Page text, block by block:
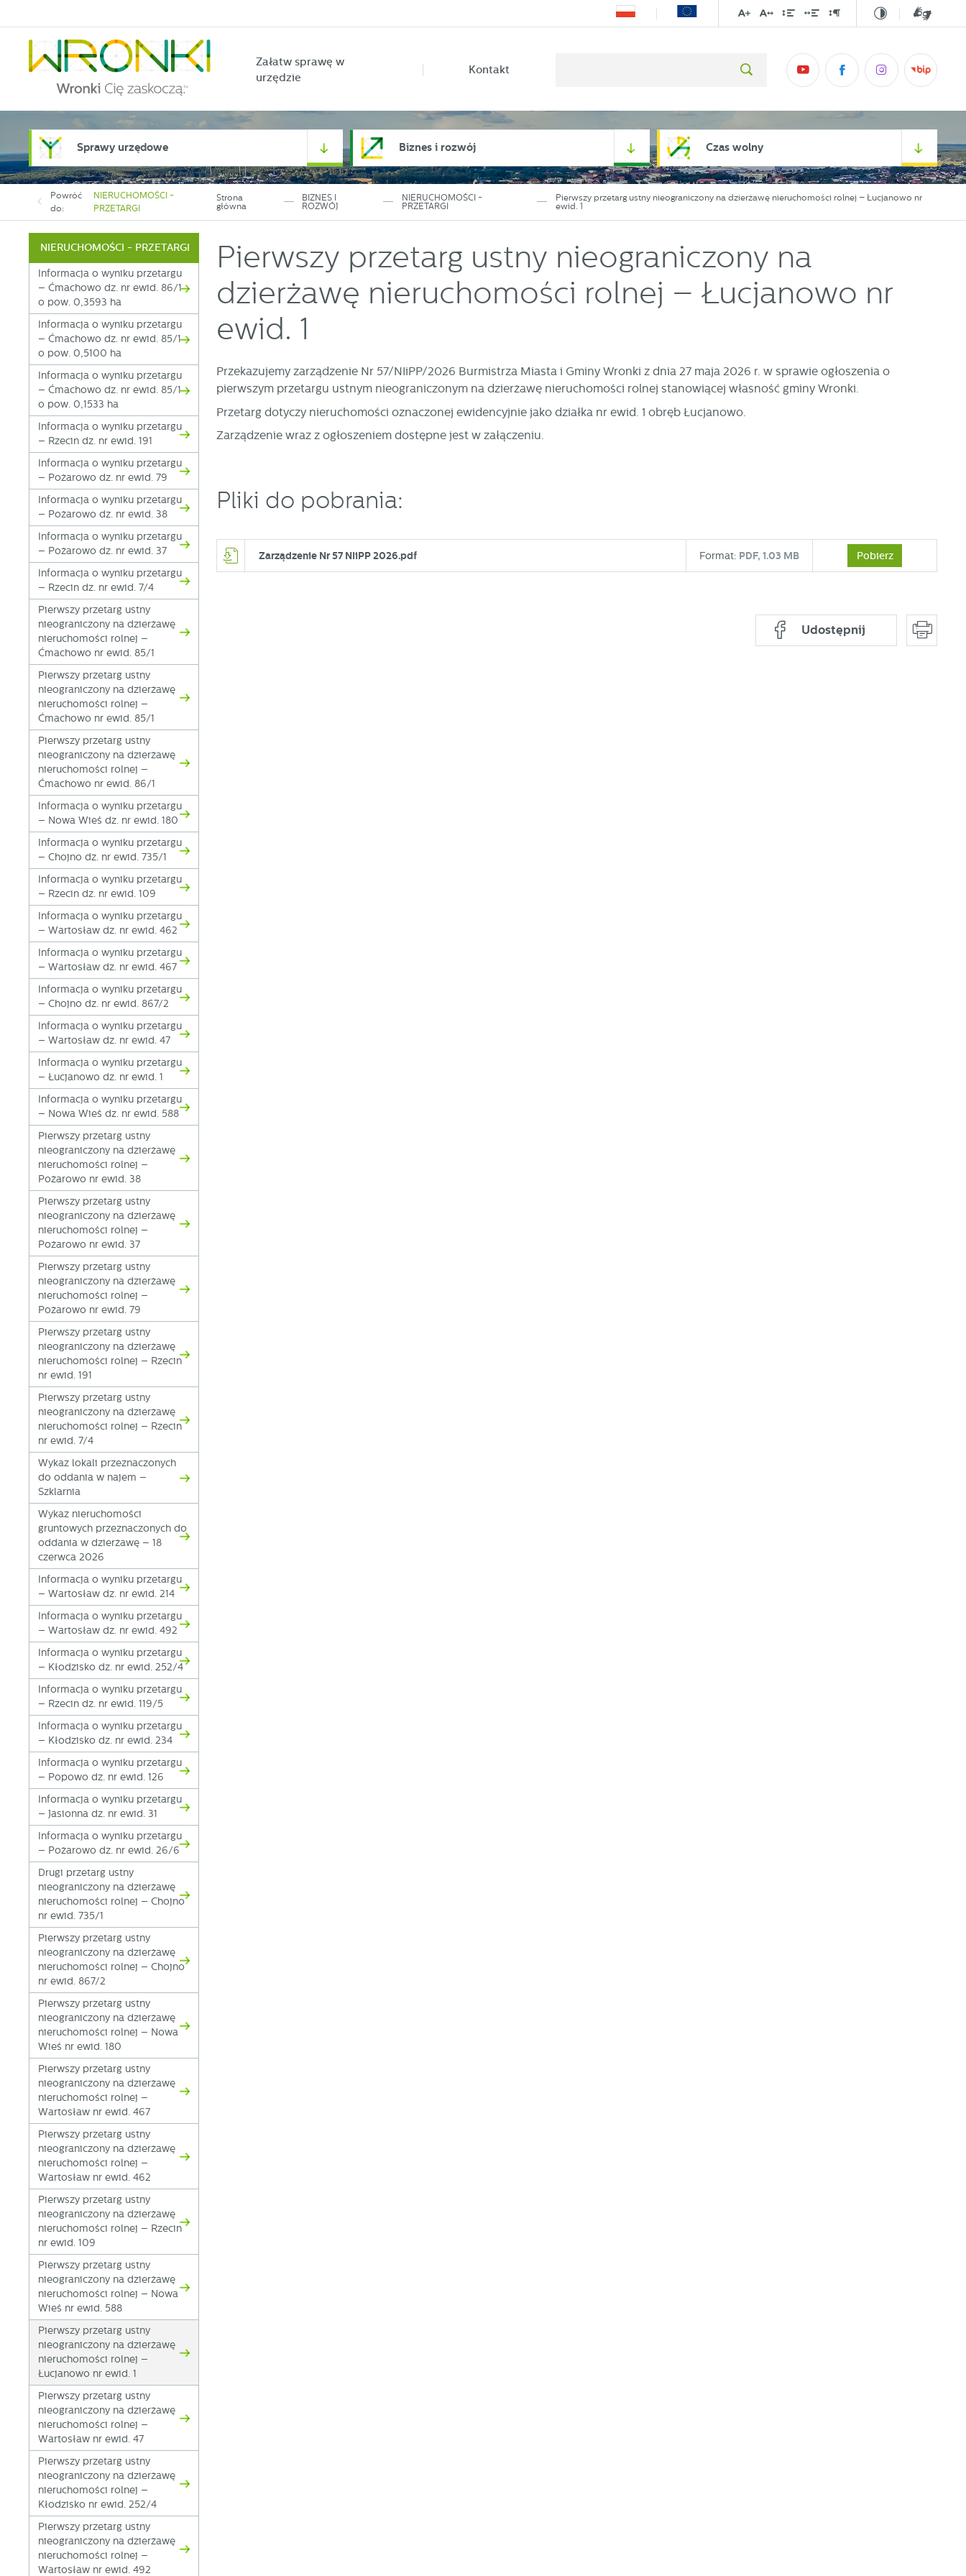
Załatw sprawę w
urzędzie
Kontakt
Sprawy urzędowe Biznes i rozwój Czas wolny
Powróć
do:
NIERUCHOMOŚCI -
PRZETARGI
Strona
główna
BIZNES I
ROZWÓJ
NIERUCHOMOŚCI -
PRZETARGI
Pierwszy przetarg ustny nieograniczony na dzierżawę nieruchomości rolnej – Łucjanowo nr
ewid. 1
NIERUCHOMOŚCI - PRZETARGI
Informacja o wyniku przetargu
– Ćmachowo dz. nr ewid. 86/1
o pow. 0,3593 ha
Informacja o wyniku przetargu
– Ćmachowo dz. nr ewid. 85/1
o pow. 0,5100 ha
Informacja o wyniku przetargu
– Ćmachowo dz. nr ewid. 85/1
o pow. 0,1533 ha
Informacja o wyniku przetargu
– Rzecin dz. nr ewid. 191
Informacja o wyniku przetargu
– Pożarowo dz. nr ewid. 79
Informacja o wyniku przetargu
– Pożarowo dz. nr ewid. 38
Informacja o wyniku przetargu
– Pożarowo dz. nr ewid. 37
Informacja o wyniku przetargu
– Rzecin dz. nr ewid. 7/4
Pierwszy przetarg ustny
nieograniczony na dzierżawę
nieruchomości rolnej –
Ćmachowo nr ewid. 85/1
Pierwszy przetarg ustny
nieograniczony na dzierżawę
nieruchomości rolnej –
Ćmachowo nr ewid. 85/1
Pierwszy przetarg ustny
nieograniczony na dzierżawę
nieruchomości rolnej –
Ćmachowo nr ewid. 86/1
Informacja o wyniku przetargu
– Nowa Wieś dz. nr ewid. 180
Informacja o wyniku przetargu
– Chojno dz. nr ewid. 735/1
Informacja o wyniku przetargu
– Rzecin dz. nr ewid. 109
Informacja o wyniku przetargu
– Wartosław dz. nr ewid. 462
Informacja o wyniku przetargu
– Wartosław dz. nr ewid. 467
Informacja o wyniku przetargu
– Chojno dz. nr ewid. 867/2
Informacja o wyniku przetargu
– Wartosław dz. nr ewid. 47
Informacja o wyniku przetargu
– Łucjanowo dz. nr ewid. 1
Informacja o wyniku przetargu
– Nowa Wieś dz. nr ewid. 588
Pierwszy przetarg ustny
nieograniczony na dzierżawę
nieruchomości rolnej –
Pożarowo nr ewid. 38
Pierwszy przetarg ustny
nieograniczony na dzierżawę
nieruchomości rolnej –
Pożarowo nr ewid. 37
Pierwszy przetarg ustny
nieograniczony na dzierżawę
nieruchomości rolnej –
Pożarowo nr ewid. 79
Pierwszy przetarg ustny
nieograniczony na dzierżawę
nieruchomości rolnej – Rzecin
nr ewid. 191
Pierwszy przetarg ustny
nieograniczony na dzierżawę
nieruchomości rolnej – Rzecin
nr ewid. 7/4
Wykaz lokali przeznaczonych
do oddania w najem –
Szklarnia
Wykaz nieruchomości
gruntowych przeznaczonych do
oddania w dzierżawę – 18
czerwca 2026
Informacja o wyniku przetargu
– Wartosław dz. nr ewid. 214
Informacja o wyniku przetargu
– Wartosław dz. nr ewid. 492
Informacja o wyniku przetargu
– Kłodzisko dz. nr ewid. 252/4
Informacja o wyniku przetargu
– Rzecin dz. nr ewid. 119/5
Informacja o wyniku przetargu
– Kłodzisko dz. nr ewid. 234
Informacja o wyniku przetargu
– Popowo dz. nr ewid. 126
Informacja o wyniku przetargu
– Jasionna dz. nr ewid. 31
Informacja o wyniku przetargu
– Pożarowo dz. nr ewid. 26/6
Drugi przetarg ustny
nieograniczony na dzierżawę
nieruchomości rolnej – Chojno
nr ewid. 735/1
Pierwszy przetarg ustny
nieograniczony na dzierżawę
nieruchomości rolnej – Chojno
nr ewid. 867/2
Pierwszy przetarg ustny
nieograniczony na dzierżawę
nieruchomości rolnej – Nowa
Wieś nr ewid. 180
Pierwszy przetarg ustny
nieograniczony na dzierżawę
nieruchomości rolnej –
Wartosław nr ewid. 467
Pierwszy przetarg ustny
nieograniczony na dzierżawę
nieruchomości rolnej –
Wartosław nr ewid. 462
Pierwszy przetarg ustny
nieograniczony na dzierżawę
nieruchomości rolnej – Rzecin
nr ewid. 109
Pierwszy przetarg ustny
nieograniczony na dzierżawę
nieruchomości rolnej – Nowa
Wieś nr ewid. 588
Pierwszy przetarg ustny
nieograniczony na dzierżawę
nieruchomości rolnej –
Łucjanowo nr ewid. 1
Pierwszy przetarg ustny
nieograniczony na dzierżawę
nieruchomości rolnej –
Wartosław nr ewid. 47
Pierwszy przetarg ustny
nieograniczony na dzierżawę
nieruchomości rolnej –
Kłodzisko nr ewid. 252/4
Pierwszy przetarg ustny
nieograniczony na dzierżawę
nieruchomości rolnej –
Wartosław nr ewid. 492
Pierwszy przetarg ustny nieograniczony na
dzierżawę nieruchomości rolnej – Łucjanowo nr
ewid. 1
Przekazujemy zarządzenie Nr 57/NIiPP/2026 Burmistrza Miasta i Gminy Wronki z dnia 27 maja 2026 r. w sprawie ogłoszenia o
pierwszym przetargu ustnym nieograniczonym na dzierżawę nieruchomości rolnej stanowiącej własność gminy Wronki.
Przetarg dotyczy nieruchomości oznaczonej ewidencyjnie jako działka nr ewid. 1 obręb Łucjanowo.
Zarządzenie wraz z ogłoszeniem dostępne jest w załączeniu.
Pliki do pobrania:
Zarządzenie Nr 57 NIiPP 2026.pdf Format: PDF, 1.03 MB Pobierz
Udostępnij